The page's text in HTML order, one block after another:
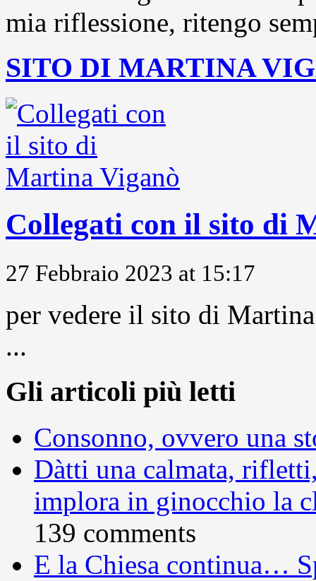
mia riflessione, ritengo
SITO DI MARTINA
Collegati con il sito di
27 Febbraio 2023 at 15:17
per vedere il sito di
...
Gli articoli più letti
Consonno, ovvero una
Dàtti una calmata,
implora in ginocchio la
139 comments
E la Chiesa continua…